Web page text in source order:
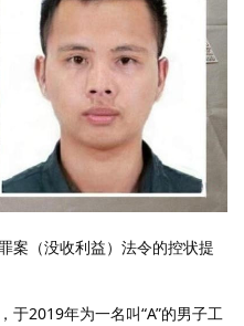
案（没收利益）法令的控状提
于2019年为一名叫“A”的男子工